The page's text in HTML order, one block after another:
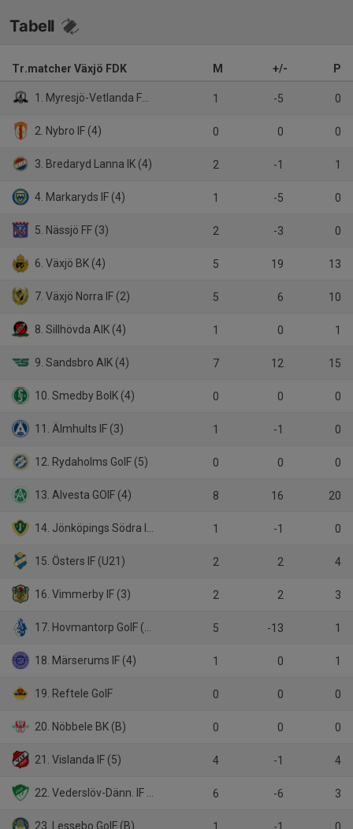
Tabell
Tr.matcher Växjö FDK M +/- P
1. Myresjö-Vetlanda FK (3) 1 -5 0
2. Nybro IF (4) 0 0 0
3. Bredaryd Lanna IK (4) 2 -1 1
4. Markaryds IF (4) 1 -5 0
5. Nässjö FF (3) 2 -3 0
6. Växjö BK (4) 5 19 13
7. Växjö Norra IF (2) 5 6 10
8. Sillhövda AIK (4) 1 0 1
9. Sandsbro AIK (4) 7 12 15
10. Smedby BoIK (4) 0 0 0
11. Älmhults IF (3) 1 -1 0
12. Rydaholms GoIF (5) 0 0 0
13. Alvesta GOIF (4) 8 16 20
14. Jönköpings Södra IF P19 1 -1 0
15. Östers IF (U21) 2 2 4
16. Vimmerby IF (3) 2 2 3
17. Hovmantorp GoIF (5) 5 -13 1
18. Märserums IF (4) 1 0 1
19. Reftele GoIF 0 0 0
20. Nöbbele BK (B) 0 0 0
21. Vislanda IF (5) 4 -1 4
22. Vederslöv-Dänn. IF (4) 6 -6 3
23. Lessebo GoIF (B)